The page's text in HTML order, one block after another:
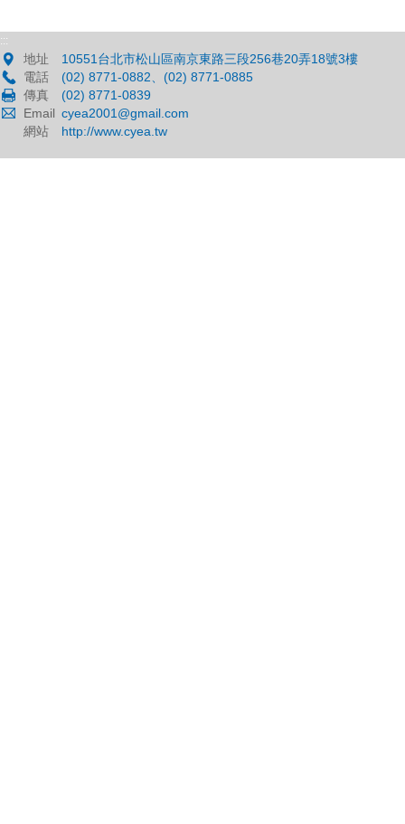
:::
地址
10551台北市松山區南京東路三段256巷20弄18號3樓
電話
(02) 8771-0882、(02) 8771-0885
傳真
(02) 8771-0839
Email cyea2001@gmail.com
網站
http://www.cyea.tw